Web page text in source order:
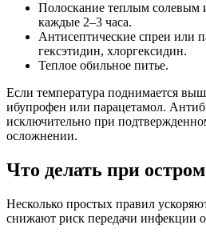
Полоскание теплым солевым
каждые 2–3 часа.
Антисептические спреи или
гексэтидин, хлоргексидин.
Теплое обильное питье.
Если температура поднимается
ибупрофен или парацетамол.
исключительно при
осложнении.
Что делать при
Несколько простых правил
снижают риск передачи инфекции